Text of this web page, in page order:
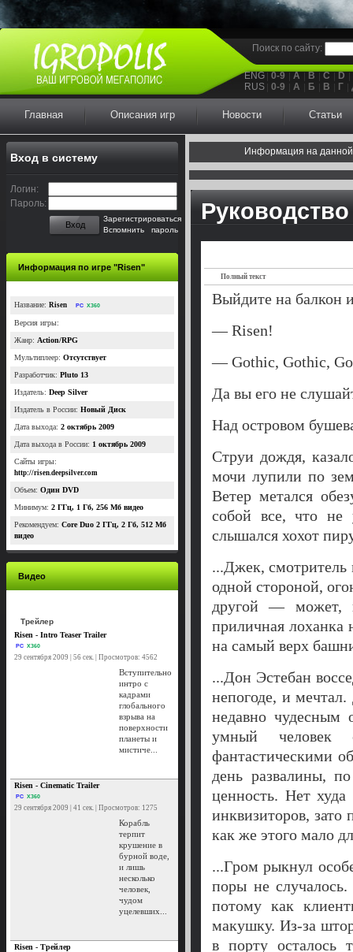
Поиск по сайту:
ENG 0-9 A B C
D
RUS 0-9 А Б В Г
Главная Описания игр Новости Статьи
Вход в систему
Логин:
Пароль:
Вход
Зарегистрироваться
Вспомнить пароль
Информация по игре "Risen"
Название: Risen PC X360
Версия игры:
Жанр: Action/RPG
Мультиплеер: Отсутствует
Разработчик: Pluto 13
Издатель: Deep Silver
Издатель в России: Новый Диск
Дата выхода: 2 октябрь 2009
Дата выхода в России: 1 октябрь 2009
Сайты игры:
http://risen.deepsilver.com
Объем: Один DVD
Минимум: 2 ГГц, 1 Гб, 256 Мб видео
Рекомендуем: Core Duo 2 ГГц, 2 Гб, 512 Мб
видео
Видео
Трейлер
Risen - Intro Teaser Trailer
PC X360
29 сентября 2009 | 56 сек. | Просмотров: 4562
Вступительно
интро с
кадрами
глобального
взрыва на
поверхности
планеты и
мистиче...
Risen - Cinematic Trailer
PC X360
29 сентября 2009 | 41 сек. | Просмотров: 1275
Корабль
терпит
крушение в
бурной воде,
и лишь
несколько
человек,
чудом
уцелевших...
Risen - Трейлер
Информация на
Полный текст
Выйдите на балкон
— Risen!
— Gothic, Gothic,
Да вы его не
Над островом
Струи дождя,
мочи лупили по
Ветер метался
собой все, что не
слышался хохот
...Джек, смотритель
одной стороной,
другой — может,
приличная лоханка
на самый верх
...Дон Эстебан
непогоде, и
недавно чудесным
умный человек
фантастическими
день развалины,
ценность. Нет
инквизиторов, зато
как же этого мало
...Гром рыкнул
поры не
потому как
макушку. Из-за
в порту осталось